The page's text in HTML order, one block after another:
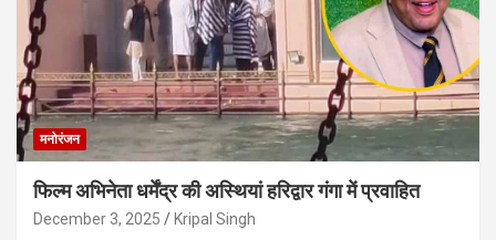
मनोरंजन
फिल्म अभिनेता धर्मेंद्र की अस्थियां हरिद्वार गंगा में प्रवाहित
December 3, 2025 Kripal Singh